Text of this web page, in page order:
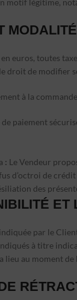
motif légitime,
euros, toutes
droit de modifier
à la
paiement
: Le Vendeur
d’octroi de
des
ET
par le
à titre
lieu au moment